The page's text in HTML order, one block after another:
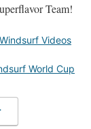
Team!
Windsurf Videos
World Cup